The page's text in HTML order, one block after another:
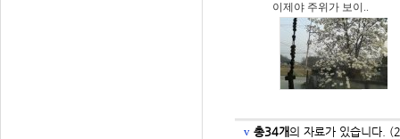
이제야 주위가 보이..
v 총34개의 자료가 있습니다.